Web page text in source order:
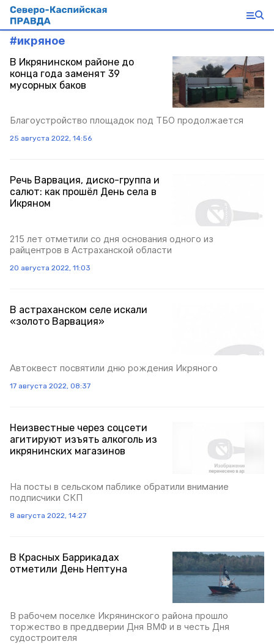
#икряное
В Икрянинском районе до
конца года заменят 39
мусорных баков
Благоустройство площадок под ТБО продолжается
25 августа 2022, 14:56
Речь Варвация, диско-группа и
салют: как прошёл День села в
Икряном
215 лет отметили со дня основания одного из
райцентров в Астраханской области
20 августа 2022, 11:03
В астраханском селе искали
«золото Варвация»
Автоквест посвятили дню рождения Икряного
17 августа 2022, 08:37
Неизвестные через соцсети
агитируют изъять алкоголь из
икрянинских магазинов
На посты в сельском паблике обратили внимание
подписчики СКП
8 августа 2022, 14:27
В Красных Баррикадах
отметили День Нептуна
В рабочем поселке Икрянинского района прошло
торжество в преддверии Дня ВМФ и в честь Дня
судостроителя